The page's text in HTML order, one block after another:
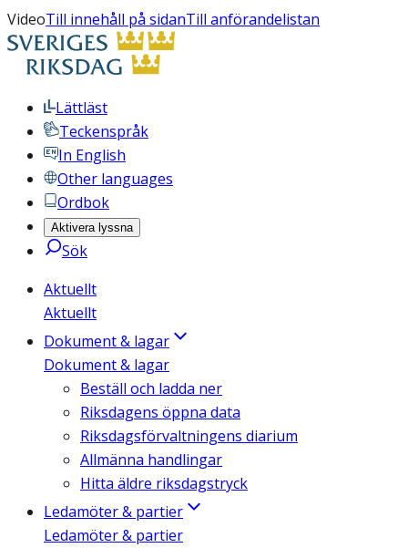
VideoTill innehåll på sidanTill anförandelistan
Lättläst
Teckenspråk
In English
Other languages
Ordbok
Aktivera lyssna
Sök
Aktuellt
Aktuellt
Dokument & lagar
Dokument & lagar
Beställ och ladda ner
Riksdagens öppna data
Riksdagsförvaltningens diarium
Allmänna handlingar
Hitta äldre riksdagstryck
Ledamöter & partier
Ledamöter & partier